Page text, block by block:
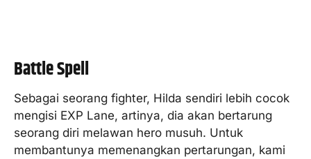
Battle Spell
Sebagai seorang fighter, Hilda sendiri lebih cocok
mengisi EXP Lane, artinya, dia akan bertarung
seorang diri melawan hero musuh. Untuk
membantunya memenangkan pertarungan, kami